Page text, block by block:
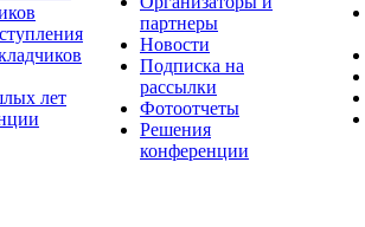
лет
партнеры
Новости
Подписка на
рассылки
Фотоотчеты
Решения
конференции